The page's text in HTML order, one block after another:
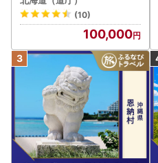
ル 宿泊 人気 おすすめ JTB
W030T
(10)
100,000